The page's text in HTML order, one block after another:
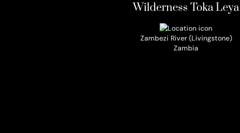
Wilderness Toka Leya
Zambezi River (Livingstone)
Zambia